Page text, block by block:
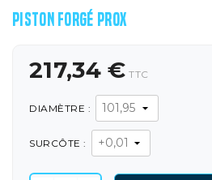
PISTON FORGÉ PROX
217,34 € TTC
DIAMÈTRE :
SURCÔTE :